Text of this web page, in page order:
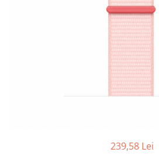
Sisteme Desktop & Monitoare
Microfoane & Casti Gaming239,58 Lei